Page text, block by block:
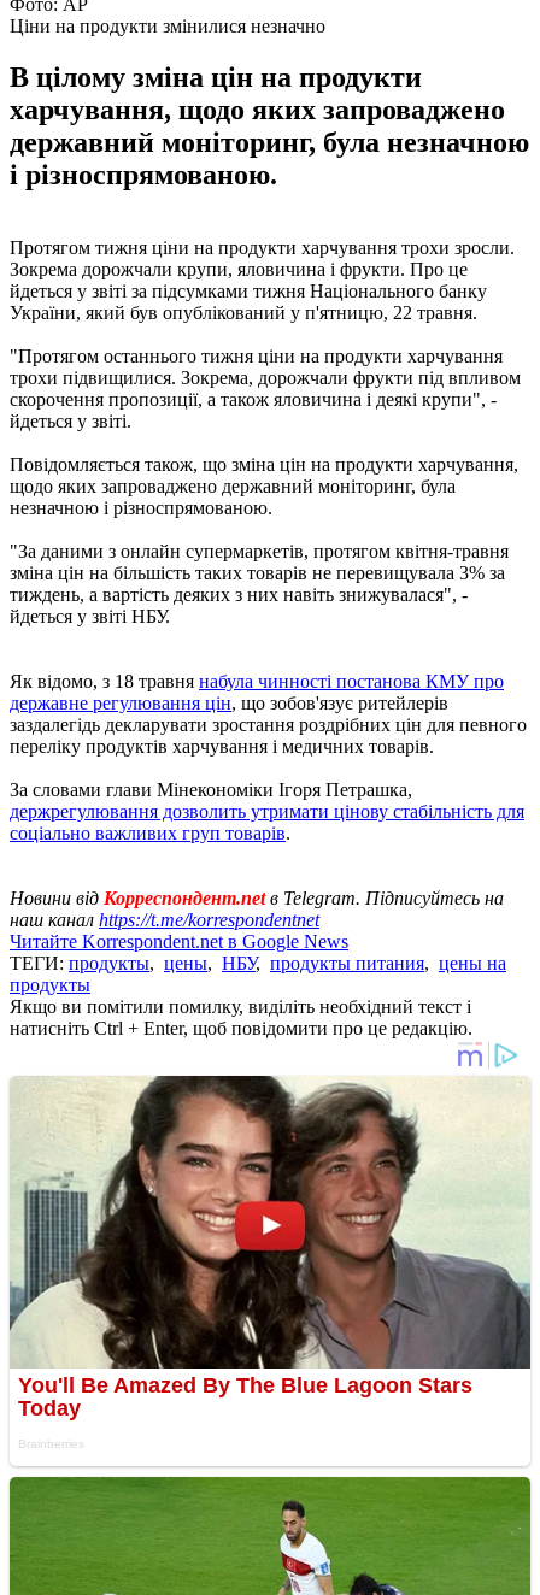
Ціни на продукти змінилися незначно
В цілому зміна цін на продукти
харчування, щодо яких запроваджено
державний моніторинг, була незначною
і різноспрямованою.
Протягом тижня ціни на продукти харчування трохи зросли.
Зокрема дорожчали крупи, яловичина і фрукти. Про це
йдеться у звіті за підсумками тижня Національного банку
України, який був опублікований у п'ятницю, 22 травня.
"Протягом останнього тижня ціни на продукти харчування
трохи підвищилися. Зокрема, дорожчали фрукти під впливом
скорочення пропозиції, а також яловичина і деякі крупи", -
йдеться у звіті.
Повідомляється також, що зміна цін на продукти харчування,
щодо яких запроваджено державний моніторинг, була
незначною і різноспрямованою.
"За даними з онлайн супермаркетів, протягом квітня-травня
зміна цін на більшість таких товарів не перевищувала 3% за
тиждень, а вартість деяких з них навіть знижувалася", -
йдеться у звіті НБУ.
Як відомо, з 18 травня набула чинності постанова КМУ про
державне регулювання цін, що зобов'язує ритейлерів
заздалегідь декларувати зростання роздрібних цін для певного
переліку продуктів харчування і медичних товарів.
За словами глави Мінекономіки Ігоря Петрашка,
держрегулювання дозволить утримати цінову стабільність для
соціально важливих груп товарів.
Новини від Корреспондент.netв Telegram. Підписуйтесь на
наш канал https://t.me/korrespondentnet
Читайте Korrespondent.net в Google News
ТЕГИ: продукты, цены, НБУ, продукты питания, цены на
продукты
Якщо ви помітили помилку, виділіть необхідний текст і
натисніть Ctrl + Enter, щоб повідомити про це редакцію.